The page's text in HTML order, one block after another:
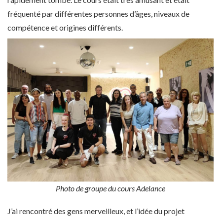
fréquenté par différentes personnes d’âges, niveaux de
compétence et origines différents.
Photo de groupe du cours Adelance
J’ai rencontré des gens merveilleux, et l’idée du projet